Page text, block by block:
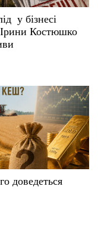
у бізнесі
Костюшко
доведеться